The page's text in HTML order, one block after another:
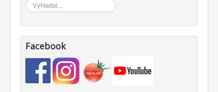
Vyhledávání...
Facebook